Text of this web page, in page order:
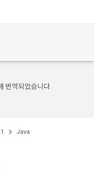
번역되었습니다.
Java